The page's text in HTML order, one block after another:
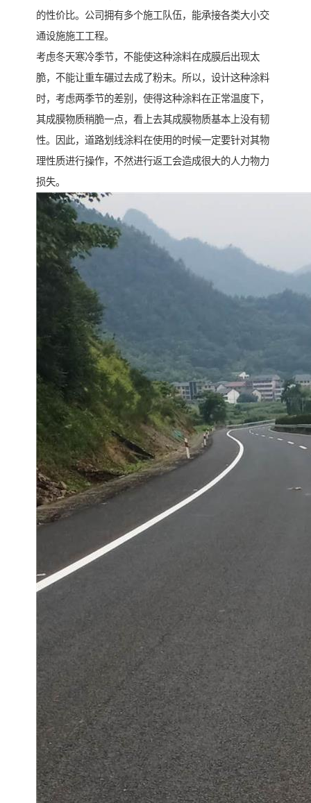
的性价比。公司拥有多个施工队伍，能承接各类大小交
通设施施工工程。
考虑冬天寒冷季节，不能使这种涂料在成膜后出现太
脆，不能让重车碾过去成了粉末。所以，设计这种涂料
时，考虑两季节的差别，使得这种涂料在正常温度下，
其成膜物质稍脆一点，看上去其成膜物质基本上没有韧
性。因此，道路划线涂料在使用的时候一定要针对其物
理性质进行操作，不然进行返工会造成很大的人力物力
损失。